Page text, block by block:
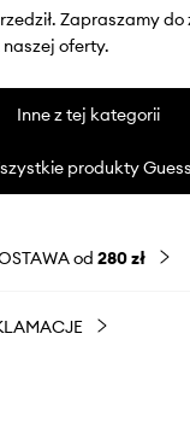
Zapraszamy do
oferty.
Inne z tej kategorii
produkty Guess
od 280 zł